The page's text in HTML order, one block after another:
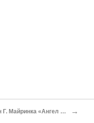
Лексикон: рецензия на роман Г. Майринка «Ангел Западного Окна» →